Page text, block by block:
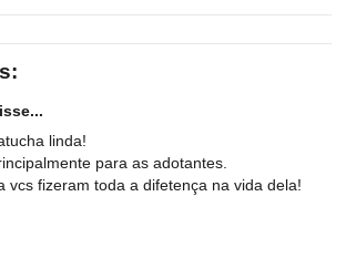
linda!
para as adotantes.
vcs fizeram toda a difetença na vida dela!